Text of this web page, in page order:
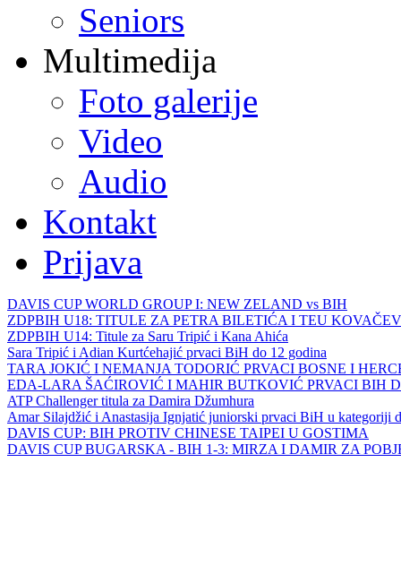
Seniors
Multimedija
Foto galerije
Video
Audio
Kontakt
Prijava
DAVIS CUP WORLD GROUP I: NEW ZELAND vs BIH
ZDPBIH U18: TITULE ZA PETRA BILETIĆA I TEU
ZDPBIH U14: Titule za Saru Tripić i Kana Ahića
Sara Tripić i Adian Kurtćehajić prvaci BiH do 12 godina
TARA JOKIĆ I NEMANJA TODORIĆ PRVACI BOSNE I
EDA-LARA ŠAĆIROVIĆ I MAHIR BUTKOVIĆ PRVACI BIH
ATP Challenger titula za Damira Džumhura
Amar Silajdžić i Anastasija Ignjatić juniorski prvaci BiH u kategoriji
DAVIS CUP: BIH PROTIV CHINESE TAIPEI U GOSTIMA
DAVIS CUP BUGARSKA - BIH 1-3: MIRZA I DAMIR ZA